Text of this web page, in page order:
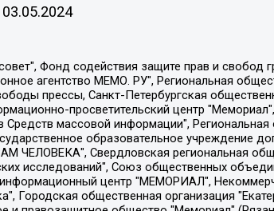
03.05.2024
Артем Валерьевич, Ивановская областная общественная организация "Центр гендерных исследований", Гурман Юрий Альбертович, Медиапроект "ОВД-Инфо", Егоров Владимир Владимирович, Жилинский Владимир Александрович, Общество с ограниченной ответственностью "ЗП", Иванова София Юрьевна, Карезина Инна Павловна, Кильтау Екатерина Викторовна, Петров Алексей Викторович, Пискунов Сергей Евгеньевич, Смирнов Сергей Сергеевич, Тихонов Михаил Сергеевич, Общество с ограниченной ответственностью "ЖУРНАЛИСТ-ИНОСТРАННЫЙ АГЕНТ", Арапова Галина Юрьевна, Вольтская Татьяна Анатольевна, Американская компания "Mason G.E.S. Anonymous Foundation" (США), являющаяся владельцем интернет-издания https://mnews.world/, Компания "Stichting Bellingcat", зарегистрированная в Нидерландах (дата регистрации 11.07.2018), Захаров Андрей Вячеславович, Клепиковская Екатерина Дмитриевна, Общество с ограниченной ответственностью "МЕМО", Перл Роман Александрович, Симонов Евгений Алексеевич, Соловьева Елена Анатольевна, Сотников Даниил Владимирович, Сурначева Елизавета Дмитриевна, Автономная некоммерческая организация по защите прав человека и информированию населения "Якутия – Наше Мнение", Общество с ограниченной ответственностью "Москоу диджитал медиа", с 26.01.2023 Общество с ограниченной ответственностью "Чайка Белые сады", Ветошкина Валерия Валерьевна, Заговора Максим Александрович, Межрегиональное общественное движение "Российская ЛГБТ - сеть", Оленичев Максим Владимирович, Павлов Иван Юрьевич, Скворцова Елена Сергеевна, Общество с ограниченной ответственностью "Как бы инагент", Кочетков Игорь Викторович, Общество с ограниченной ответственностью "Честные выборы", Еланчик Олег Александрович, Общество с ограниченной ответственностью "Нобелевский призыв", Гималова Регина Эмилевна, Григорьев Андрей Валерьевич, Григорьева Алина Александровна, Ассоциация по содействию защите прав призывников, альтернативнослужащих и военнослужащих "Правозащитная группа "Гражданин.Армия.Право", Хисамова Регина Фаритовна, Автономная некоммерческая организация по реализации социально-правовых программ "Лилит", Дальневосточное общественное движение "Маяк", Санкт-Петербургская ЛГБТ-инициативная группа "Выход", Инициативная группа ЛГБТ+ "Реверс", Алексеев Андрей Викторович, Бекбулатова Таисия Львовна, Беляев Иван Михайлович, Владыкина Елена Сергеевна, Гельман Марат Александрович, Никульшина Вероника Юрьевна, Толоконникова Надежда Андреевна, Шендерович Виктор Анатольевич, Общество с ограниченной ответственностью "Данное сообщение", Общество с ограниченной ответственностью Издательский дом "Новая глава", Айнбиндер Александра Александровна, Московский комьюнити-центр для ЛГБТ+инициатив, Благотворительный фонд развития филантропии, Deutsche Welle (Германия,